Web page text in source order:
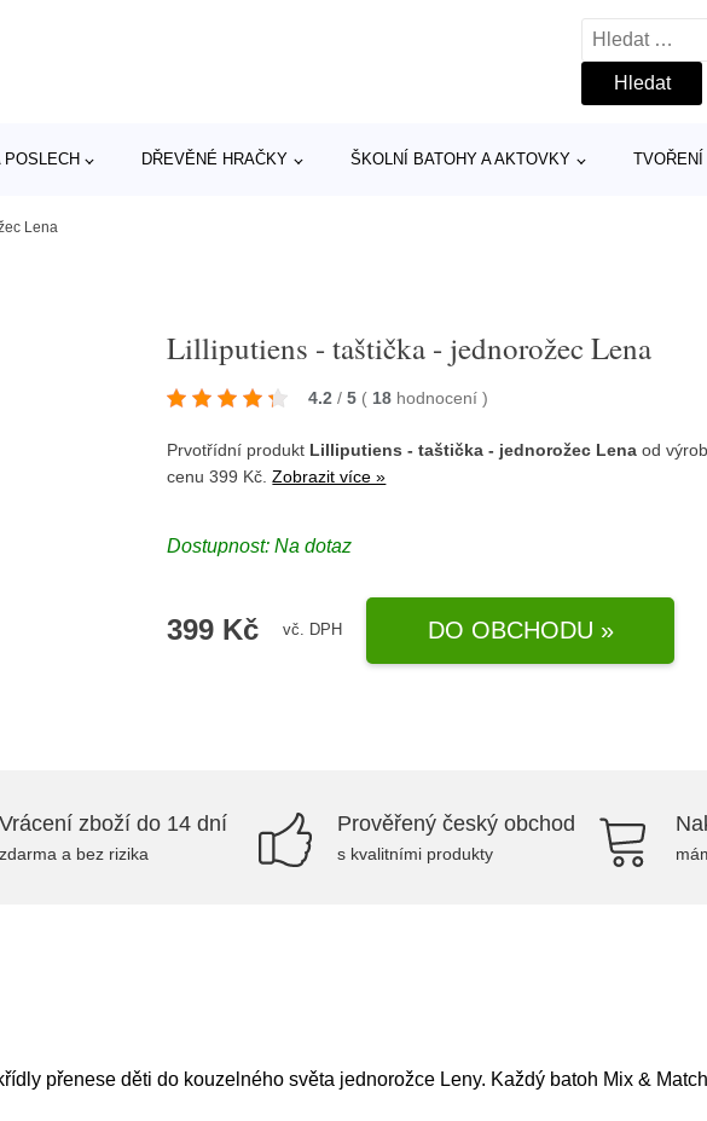
Vyhledávání
POSLECH DŘEVĚNÉ HRAČKY ŠKOLNÍ BATOHY A AKTOVKY TVOŘENÍ
Lena
Lilliputiens - taštička - jednorožec Lena
4.2 / 5 ( 18 hodnocení)
Prvotřídní produkt Lilliputiens - taštička - jednorožec Lena od
cenu 399 Kč.Zobrazit více »
Dostupnost: Na dotaz
399 Kč vč. DPH DO OBCHODU »
Vrácení zboží do 14 dní
zdarma a bez rizika
Prověřený český obchod
s kvalitními produkty
přenese děti do kouzelného světa jednorožce Leny. Každý batoh Mix &